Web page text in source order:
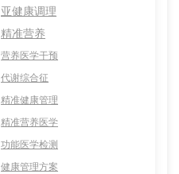
亚健康调理
精准营养
营养医学干预
代谢综合征
精准健康管理
精准营养医学
功能医学检测
健康管理方案